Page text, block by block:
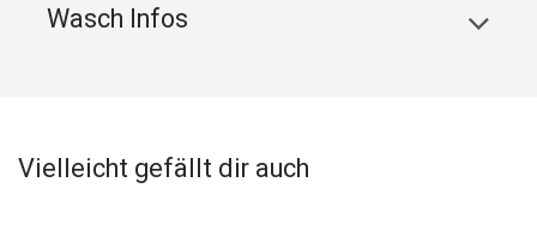
Wasch Infos
Vielleicht gefällt dir auch